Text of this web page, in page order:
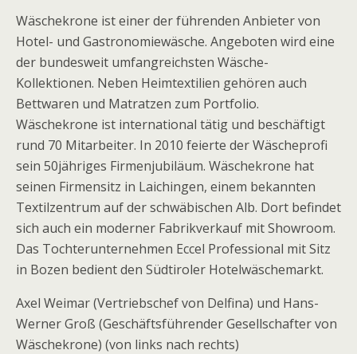
Wäschekrone ist einer der führenden Anbieter von
Hotel- und Gastronomiewäsche. Angeboten wird eine
der bundesweit umfangreichsten Wäsche-
Kollektionen. Neben Heimtextilien gehören auch
Bettwaren und Matratzen zum Portfolio.
Wäschekrone ist international tätig und beschäftigt
rund 70 Mitarbeiter. In 2010 feierte der Wäscheprofi
sein 50jähriges Firmenjubiläum. Wäschekrone hat
seinen Firmensitz in Laichingen, einem bekannten
Textilzentrum auf der schwäbischen Alb. Dort befindet
sich auch ein moderner Fabrikverkauf mit Showroom.
Das Tochterunternehmen Eccel Professional mit Sitz
in Bozen bedient den Südtiroler Hotelwäschemarkt.
Axel Weimar (Vertriebschef von Delfina) und Hans-
Werner Groß (Geschäftsführender Gesellschafter von
Wäschekrone) (von links nach rechts)